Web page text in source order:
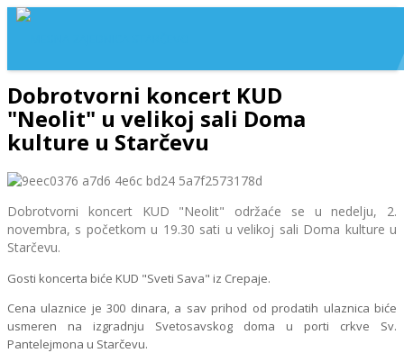
Dobrotvorni koncert KUD
"Neolit" u velikoj sali Doma
kulture u Starčevu
Dobrotvorni koncert KUD "Neolit" održaće se u nedelju, 2.
novembra, s početkom u 19.30 sati u velikoj sali Doma kulture u
Starčevu.
Gosti koncerta biće KUD "Sveti Sava" iz Crepaje.
Cena ulaznice je 300 dinara, a sav prihod od prodatih ulaznica biće
usmeren na izgradnju Svetosavskog doma u porti crkve Sv.
Pantelejmona u Starčevu.